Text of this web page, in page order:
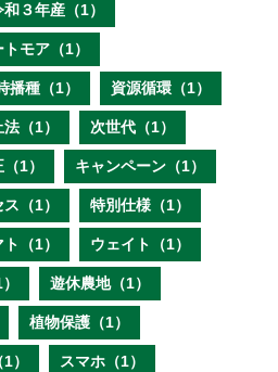
和３年産（1）
モア（1）
播種（1） 資源循環（1）
（1） 次世代（1）
1） キャンペーン（1）
（1） 特別仕様（1）
ト（1） ウェイト（1）
遊休農地（1）
植物保護（1）
） スマホ（1）